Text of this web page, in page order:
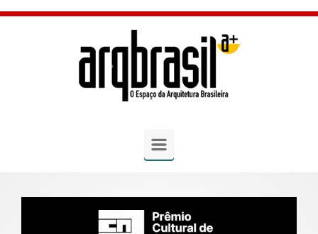
Skip to main content